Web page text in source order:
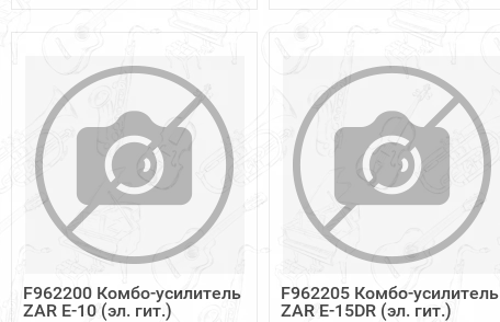
F962200 Комбо-усилитель
ZAR Е-10 (эл. гит.)
F962205 Комбо-усилитель
ZAR Е-15DR (эл. гит.)